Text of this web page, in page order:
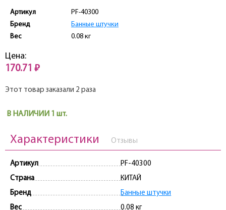
Артикул
PF-40300
Бренд
Банные штучки
Вес
0.08 кг
Цена:
170.71 ₽
Этот товар заказали 2 раза
В НАЛИЧИИ 1 шт.
Характеристики Отзывы
Артикул
PF-40300
Страна
КИТАЙ
Бренд
Банные штучки
Вес
0.08 кг